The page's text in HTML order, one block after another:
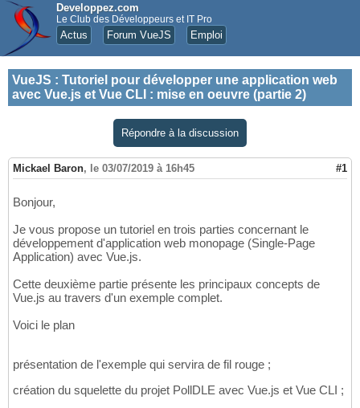
Developpez.com
Le Club des Développeurs et IT Pro
Actus Forum VueJS Emploi
VueJS : Tutoriel pour développer une application web
avec Vue.js et Vue CLI : mise en oeuvre (partie 2)
Répondre à la discussion
Mickael Baron, le 03/07/2019 à 16h45 #1
Bonjour,
Je vous propose un tutoriel en trois parties concernant le
développement d'application web monopage (Single-Page
Application) avec Vue.js.
Cette deuxième partie présente les principaux concepts de
Vue.js au travers d'un exemple complet.
Voici le plan
présentation de l'exemple qui servira de fil rouge ;
création du squelette du projet PollDLE avec Vue.js et Vue CLI ;